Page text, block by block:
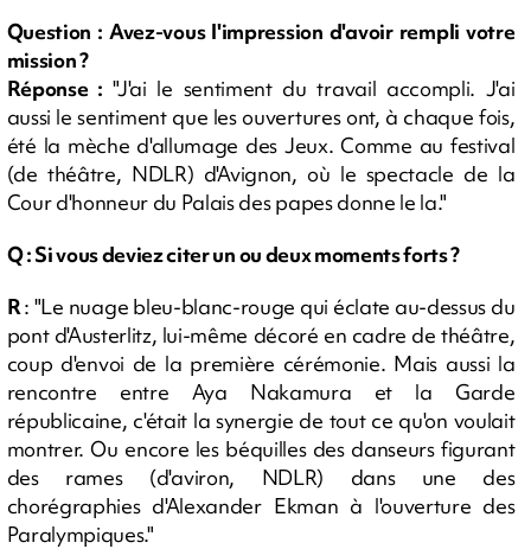
Question : Avez-vous l'impression d'avoir rempli votre
mission ?
Réponse : "J'ai le sentiment du travail accompli. J'ai
aussi le sentiment que les ouvertures ont, à chaque fois,
été la mèche d'allumage des Jeux. Comme au festival
(de théâtre, NDLR) d'Avignon, où le spectacle de la
Cour d'honneur du Palais des papes donne le la."
Q : Si vous deviez citer un ou deux moments forts ?
R: "Le nuage bleu-blanc-rouge qui éclate au-dessus du
pont d'Austerlitz, lui-même décoré en cadre de théâtre,
coup d'envoi de la première cérémonie. Mais aussi la
rencontre entre Aya Nakamura et la Garde
républicaine, c'était la synergie de tout ce qu'on voulait
montrer. Ou encore les béquilles des danseurs figurant
des rames (d'aviron, NDLR) dans une des
chorégraphies d'Alexander Ekman à l'ouverture des
Paralympiques."